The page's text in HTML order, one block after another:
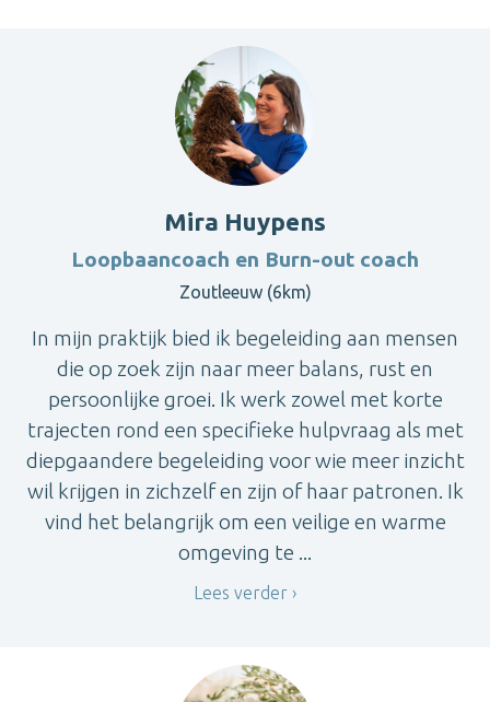
Mira Huypens
Loopbaancoach en Burn-out coach
Zoutleeuw (6km)
In mijn praktijk bied ik begeleiding aan mensen
die op zoek zijn naar meer balans, rust en
persoonlijke groei. Ik werk zowel met korte
trajecten rond een specifieke hulpvraag als met
diepgaandere begeleiding voor wie meer inzicht
wil krijgen in zichzelf en zijn of haar patronen. Ik
vind het belangrijk om een veilige en warme
omgeving te ...
Lees verder